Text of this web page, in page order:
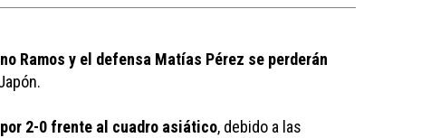
Ramos y el defensa Matías Pérez se perderán
2-0 frente al cuadro asiático, debido a las